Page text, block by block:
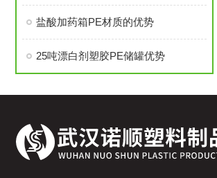
盐酸加药箱PE材质的优势
25吨漂白剂塑胶PE储罐优势